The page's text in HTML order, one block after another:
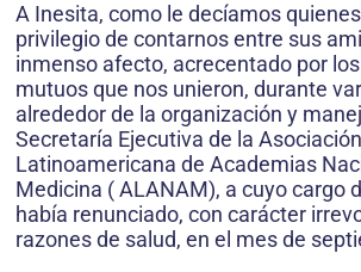
A Inesita, como le decíamos
privilegio de contarnos entre sus
inmenso afecto, acrecentado por
mutuos que nos unieron, durante
alrededor de la organización y
Secretaría Ejecutiva de la Asociación
Latinoamericana de Academias
Medicina ( ALANAM), a cuyo cargo
había renunciado, con carácter
razones de salud, en el mes de